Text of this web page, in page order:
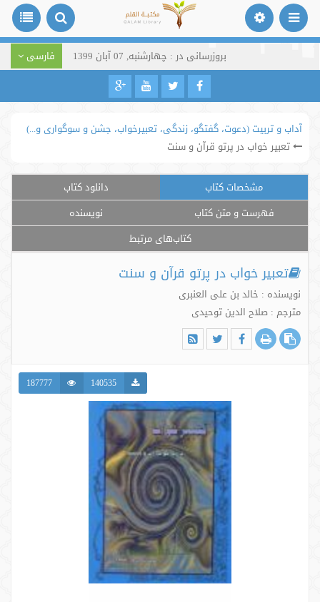
بروزرسانی در : چهارشنبه, 07 آبان 1399 فارسی
آداب و تربیت (دعوت، گفتگو، زندگی، تعبیرخواب، جشن و سوگواری و...)
تعبیر خواب در پرتو قرآن و سنت
مشخصات کتاب
دانلود کتاب
فهرست و متن کتاب
نویسنده
کتاب‌های مرتبط
تعبیر خواب در پرتو قرآن و سنت
نویسنده : خالد بن علی العنبری
مترجم : صلاح الدین توحیدی
140535
187777